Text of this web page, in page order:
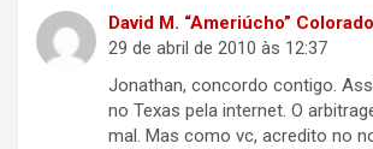
David M. “Ameriúcho” Colorado
29 de abril de 2010 às 12:37
Jonathan, concordo contigo.
no Texas pela internet. O
mal. Mas como vc, acredito no